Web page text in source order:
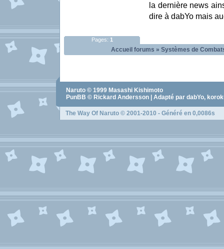
la dernière news
dire à dabYo mais
Pages: 1
Accueil forums » Systèmes de
Naruto © 1999 Masashi Kishimoto
PunBB © Rickard Andersson | Adapté par dabYo,
The Way Of Naruto © 2001-2010 - Généré en 0,0086s